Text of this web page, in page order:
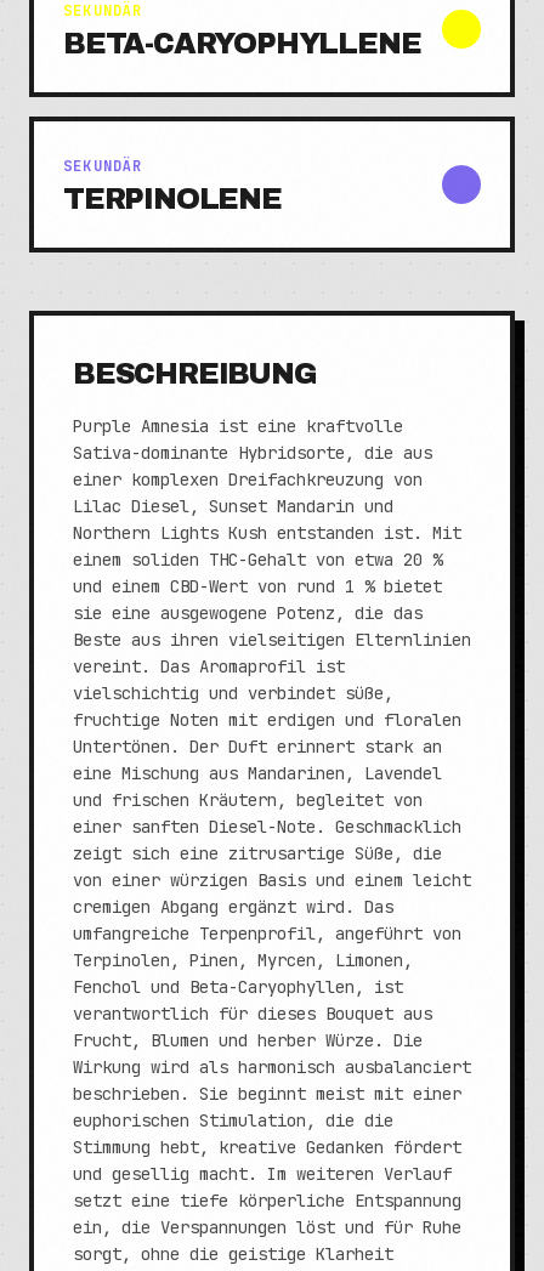
SEKUNDÄR
BETA-CARYOPHYLLENE
SEKUNDÄR
TERPINOLENE
BESCHREIBUNG
Purple Amnesia ist eine kraftvolle
Sativa-dominante Hybridsorte, die aus
einer komplexen Dreifachkreuzung von
Lilac Diesel, Sunset Mandarin und
Northern Lights Kush entstanden ist. Mit
einem soliden THC-Gehalt von etwa 20 %
und einem CBD-Wert von rund 1 % bietet
sie eine ausgewogene Potenz, die das
Beste aus ihren vielseitigen Elternlinien
vereint. Das Aromaprofil ist
vielschichtig und verbindet süße,
fruchtige Noten mit erdigen und floralen
Untertönen. Der Duft erinnert stark an
eine Mischung aus Mandarinen, Lavendel
und frischen Kräutern, begleitet von
einer sanften Diesel-Note. Geschmacklich
zeigt sich eine zitrusartige Süße, die
von einer würzigen Basis und einem leicht
cremigen Abgang ergänzt wird. Das
umfangreiche Terpenprofil, angeführt von
Terpinolen, Pinen, Myrcen, Limonen,
Fenchol und Beta-Caryophyllen, ist
verantwortlich für dieses Bouquet aus
Frucht, Blumen und herber Würze. Die
Wirkung wird als harmonisch ausbalanciert
beschrieben. Sie beginnt meist mit einer
euphorischen Stimulation, die die
Stimmung hebt, kreative Gedanken fördert
und gesellig macht. Im weiteren Verlauf
setzt eine tiefe körperliche Entspannung
ein, die Verspannungen löst und für Ruhe
sorgt, ohne die geistige Klarheit